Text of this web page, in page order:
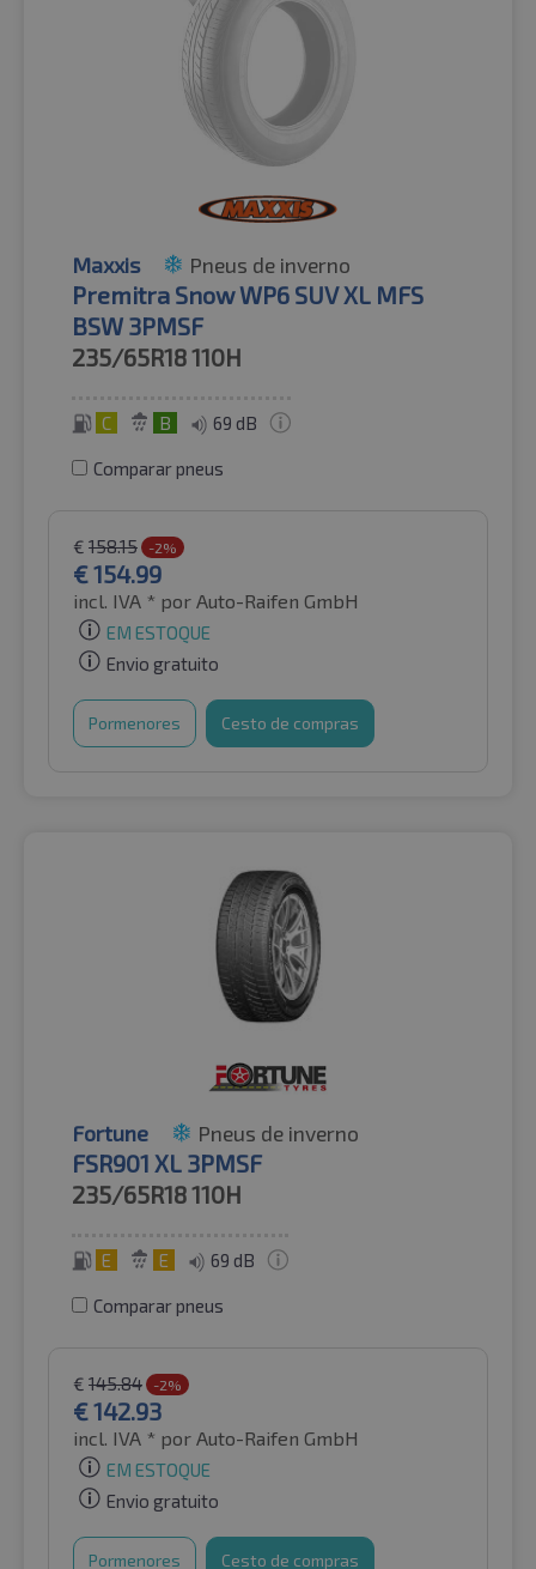
Maxxis Pneus de inverno
Premitra Snow WP6 SUV XL MFS
BSW 3PMSF
235/65R18110H
C B 69 dB
Comparar pneus
€ 158.15 -2%
€154.99
incl. IVA * por Auto-Raifen GmbH
EM ESTOQUE
Envio gratuito
Pormenores Cesto de compras
Fortune Pneus de inverno
FSR901 XL 3PMSF
235/65R18110H
E E 69 dB
Comparar pneus
€ 145.84 -2%
€142.93
incl. IVA * por Auto-Raifen GmbH
EM ESTOQUE
Envio gratuito
Pormenores Cesto de compras